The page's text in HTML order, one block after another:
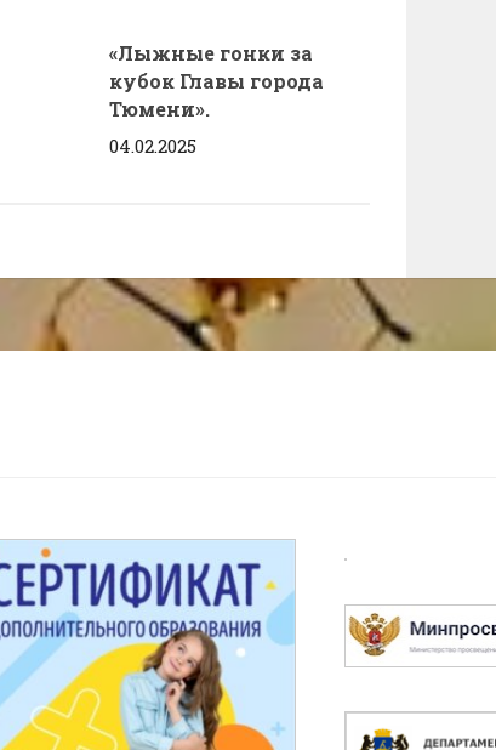
«Лыжные гонки за
кубок Главы города
Тюмени».
04.02.2025